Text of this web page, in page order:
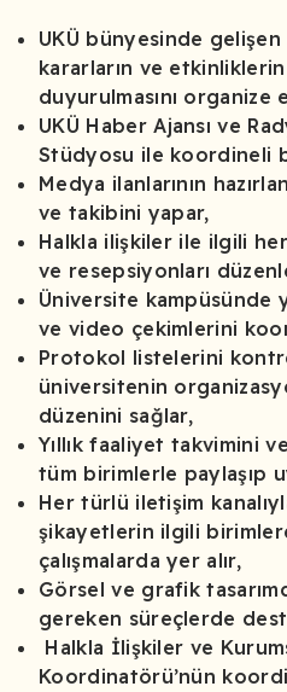
UKÜ bünyesinde gelişen
kararların ve
duyurulmasını organize
UKÜ Haber Ajansı ve
Stüdyosu ile koordineli
Medya ilanlarının
ve takibini yapar,
Halkla ilişkiler ile ilgili
ve resepsiyonları
Üniversite kampüsünde
ve video çekimlerini
Protokol listelerini
üniversitenin
düzenini sağlar,
Yıllık faaliyet takvimini
tüm birimlerle paylaşıp
Her türlü iletişim
şikayetlerin ilgili
çalışmalarda yer alır,
Görsel ve grafik
gereken süreçlerde
Halkla İlişkiler ve
Koordinatörü’nün